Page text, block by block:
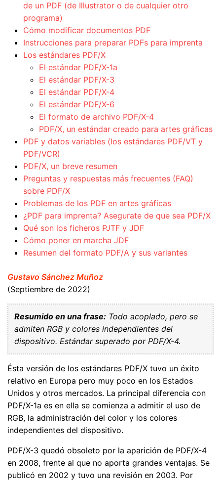
de un PDF (de Illustrator o de cualquier otro
programa)
Cómo modificar documentos PDF
Instrucciones para preparar PDFs para imprenta
Los estándares PDF/X
El estándar PDF/X-1a
El estándar PDF/X-3
El estándar PDF/X-4
El estándar PDF/X-6
El formato de archivo PDF/X-4
PDF/X, un estándar creado para artes gráficas
PDF y datos variables (los estándares PDF/VT y
PDF/VCR)
PDF/X, un breve resumen
Preguntas y respuestas más frecuentes (FAQ)
sobre PDF/X
Problemas de los PDF en artes gráficas
¿PDF para imprenta? Asegurate de que sea PDF/X
Qué son los ficheros PJTF y JDF
Cómo poner en marcha JDF
Resumen del formato PDF/A y sus variantes
Gustavo Sánchez Muñoz
(Septiembre de 2022)
Resumido en una frase: Todo acoplado, pero se
admiten RGB y colores independientes del
dispositivo. Estándar superado por PDF/X-4.
Ésta versión de los estándares PDF/X tuvo un éxito
relativo en Europa pero muy poco en los Estados
Unidos y otros mercados. La principal diferencia con
PDF/X-1a es en ella se comienza a admitir el uso de
RGB, la administración del color y los colores
independientes del dispositivo.
PDF/X-3 quedó obsoleto por la aparición de PDF/X-4
en 2008, frente al que no aporta grandes ventajas. Se
publicó en 2002 y tuvo una revisión en 2003. Por